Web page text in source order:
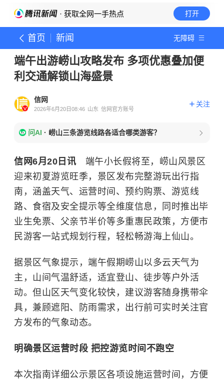
· 获取全网一手热点 打开
首页 新闻 无障碍
端午出游崂山攻略发布 多项优惠叠加便
利交通解锁山海盛景
信网
2026年6月20日08:46 山东 信网官方账号
关注
问AI · 崂山三条游览线路各适合哪类游客？
信网6月20日讯 端午小长假将至，崂山风景区
迎来初夏游览旺季，景区发布完整游玩出行指
南，涵盖天气、运营时间、预约购票、游览线
路、食宿及安全提示等全维度信息，同时推出毕
业生免票、父亲节半价等多重惠民政策，方便市
民游客一站式规划行程，轻松畅游海上仙山。
据景区气象提示，端午假期崂山以多云天气为
主，山间气温舒适，适宜登山、徒步等户外活
动。但山区天气变化较快，建议游客随身携带伞
具，兼顾遮阳、防雨需求，出行前可实时关注官
方发布的气象动态。
明确景区运营时段 把控游览时间不跑空
本次指南详细公示景区各项设施运营时间，方便